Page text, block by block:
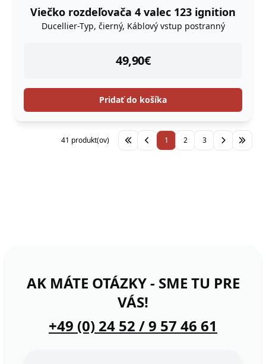
Viečko rozdeľovača 4 valec 123 ignition
Ducellier-Typ, čierný, Káblový vstup postranný
49,90€
instock
Pridať do košíka
1 2 3
41 produkt(ov)
AK MÁTE OTÁZKY - SME TU PRE
VÁS!
+49 (0) 24 52 / 9 57 46 61